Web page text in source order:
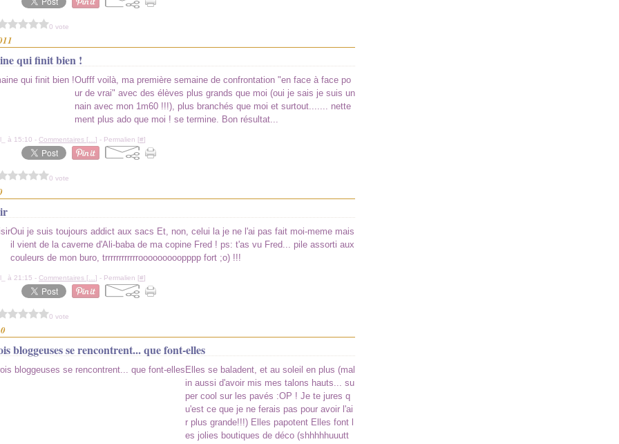
0 vote
qui finit bien !
Oufff voilà, ma première semaine de confrontation "en face à face po
ur de vrai" avec des élèves plus grands que moi (oui je sais je suis un
nain avec mon 1m60 !!!), plus branchés que moi et surtout....... nette
ment plus ado que moi ! se termine. Bon résultat...
à 15:10 - Commentaires [ ] - Permalien [#]
0 vote
Oui je suis toujours addict aux sacs Et, non, celui la je ne l'ai pas fait moi-meme mais
il vient de la caverne d'Ali-baba de ma copine Fred ! ps: t'as vu Fred... pile assorti aux
couleurs de mon buro, trrrrrrrrrrrrooooooooopppp fort ;o) !!!
à 21:15 - Commentaires [ ] - Permalien [#]
0 vote
bloggeuses se rencontrent... que font-elles
Elles se baladent, et au soleil en plus (mal
in aussi d'avoir mis mes talons hauts... su
per cool sur les pavés :OP ! Je te jures q
u'est ce que je ne ferais pas pour avoir l'ai
r plus grande!!!) Elles papotent Elles font l
es jolies boutiques de déco (shhhhhuuutt